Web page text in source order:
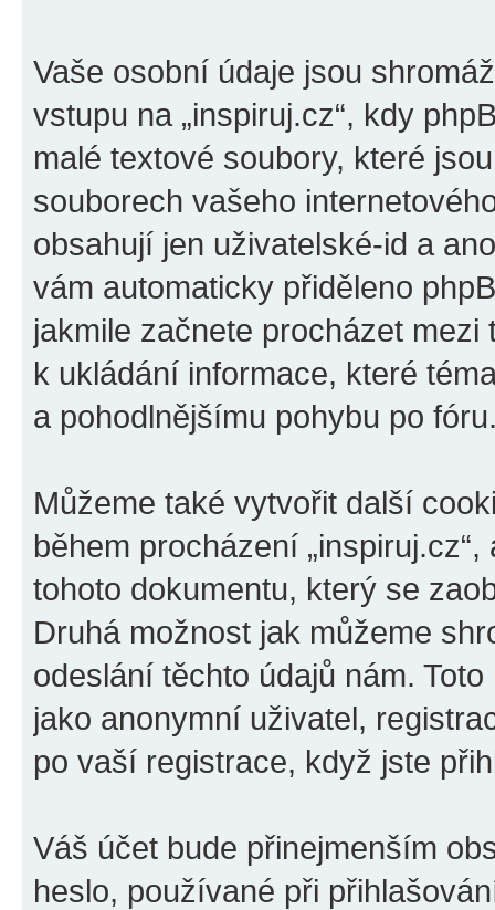
Vaše osobní údaje jsou
vstupu na „inspiruj.cz“, kdy
malé textové soubory, které
souborech vašeho
obsahují jen uživatelské-id a
vám automaticky přiděleno
jakmile začnete procházet mezi
k ukládání informace, které
a pohodlnějšímu pohybu po
Můžeme také vytvořit další
během procházení
tohoto dokumentu, který se
Druhá možnost jak můžeme
odeslání těchto údajů nám.
jako anonymní uživatel,
po vaší registrace, když jste
Váš účet bude přinejmenším
heslo, používané při